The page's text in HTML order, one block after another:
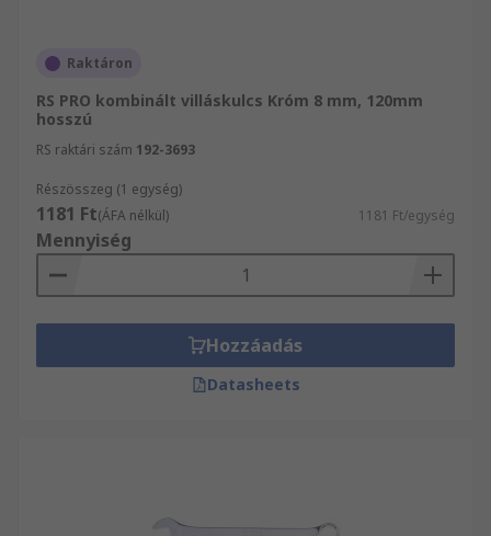
Raktáron
RS PRO kombinált villáskulcs Króm 8 mm, 120mm
hosszú
RS raktári szám 192-3693
Részösszeg (1 egység)
1181 Ft(ÁFA nélkül) 1181 Ft/egység
Mennyiség
Hozzáadás
Datasheets